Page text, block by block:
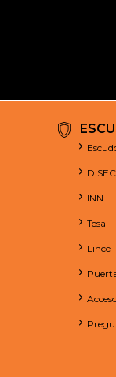
DISEC
INN
Tesa
Lince